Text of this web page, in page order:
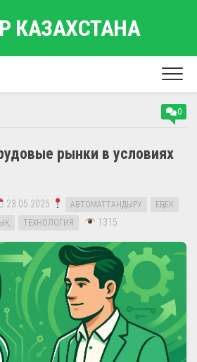
КАЗАХСТАНА
0
рынки в условиях
23.05.2025 АВТОМАТТАНДЫРУ
ЕҢБЕК
ТЕХНОЛОГИЯ 1315